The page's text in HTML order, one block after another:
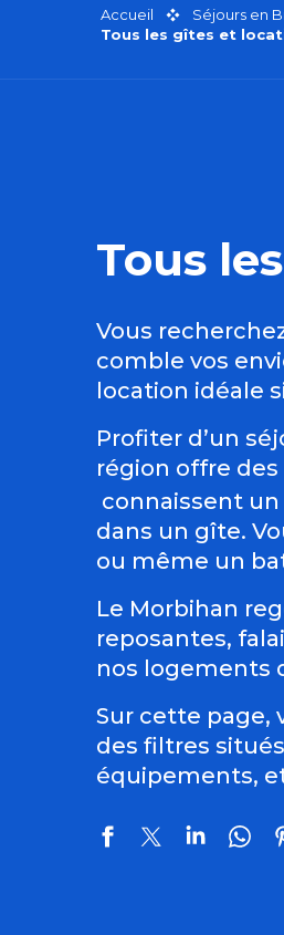
Accueil Séjours en
Tous les gîtes et
Tous
Vous
comble vos
location idéale
Profiter d’un
région offre
connaissent un
dans un gîte.
ou même un
Le Morbihan
reposantes,
nos logements
Sur cette page,
des filtres
équipements,